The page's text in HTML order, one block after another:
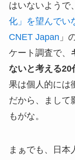
はいないようで
化」を望んでい
CNET Japan 」
ケート調査で、
ないと考える20
果は個人的には
だから、まして
もがな。
まぁでも、日本